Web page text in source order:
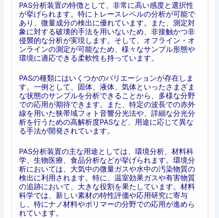
PAS分析装置の特徴として、非常に高い感度と選択性
が挙げられます。特にトレースレベルの分析が可能で
あり、微量成分の検出に優れています。また、測定対
象に対する破壊的手法を用いないため、非接触かつ非
侵襲的な分析が実現します。そして、オフライン・オ
ンラインの測定が可能なため、様々なサンプル形態や
環境に適応できる柔軟性も持っています。
PASの種類にはいくつかのバリエーションが存在しま
す。一例として、固体、液体、気体といったさまざま
な状態のサンプルを分析できることから、多様な分野
での応用が期待できます。また、特定の波長での赤外
線を用いた狭帯域フォト音響分光法や、詳細な分光分
析を行うための高解析度PASなど、用途に応じて異な
る手法が開発されています。
PAS分析装置の主な用途としては、環境分析、材料科
学、生物医療、食品分析などが挙げられます。環境分
析においては、大気中の微量ガスや水中の汚染物質の
検出に利用されます。特に、温室効果ガスや有害物質
の追跡において、大きな役割を果たしています。材料
科学では、新しい素材の特性評価や応用研究に寄与
し、特にナノ材料やポリマーの分野での応用が進めら
れています。